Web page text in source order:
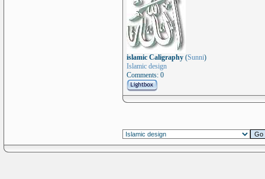
islamic Caligraphy (Sunni)
Islamic design
Comments: 0